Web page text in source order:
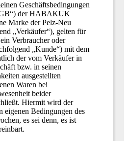
Geschäftsbedingungen
der HABAKUK
Marke der Pelz-Neu
„Verkäufer“), gelten für
Verbraucher oder
„Kunde“) mit dem
der vom Verkäufer in
bzw. in seinen
ausgestellten
Waren bei
beider
Hiermit wird der
eigenen Bedingungen des
es sei denn, es ist